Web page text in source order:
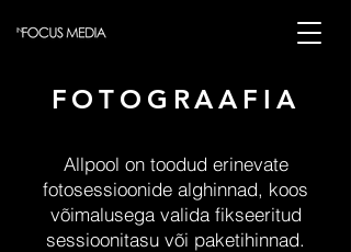
FOTOGRAAFIA
Allpool on toodud erinevate
fotosessioonide alghinnad, koos
võimalusega valida fikseeritud
sessioonitasu või paketihinnad.